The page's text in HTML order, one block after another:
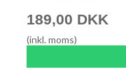
189,00 DKK
(inkl. moms)